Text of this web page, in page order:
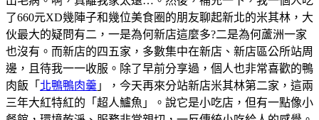
了660元XD幾陣子和幾位美食圈的朋友聊起新北的米其林，大
伙最大的疑問有二，一是為何新店這麼多?二是為何蘆洲一家
也沒有。而新店的四五家，多數集中在新店、新店區公所站周
邊，且待我一一收服。除了早前分享過，個人也非常喜歡的鴨
肉飯「 北鴨鴨肉羹 」，今天再來分站新店米其林第二家，這兩
三年大紅特紅的「超人鱸魚」。說它是小吃店，但有一點像小